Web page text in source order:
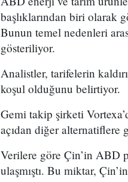
başlıklarından biri olarak
Bunun temel nedenleri
gösteriliyor.
Analistler, tarifelerin
koşul olduğunu belirtiyor.
Gemi takip şirketi
açıdan diğer alternatiflere
Verilere göre Çin’in ABD
ulaşmıştı. Bu miktar,